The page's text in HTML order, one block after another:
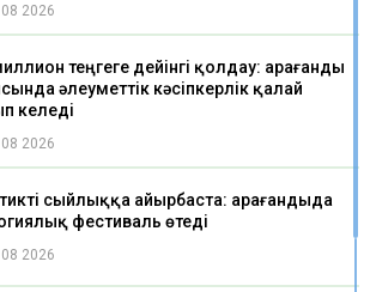
2026
теңгеге дейінгі қолдау: Қарағанды
әлеуметтік кәсіпкерлік қалай
келеді
2026
сыйлыққа айырбаста: Қарағандыда
фестиваль өтеді
2026